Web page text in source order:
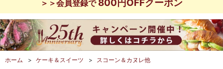
＞＞会員登録で 800円OFFクーポン
ホーム > ケーキ＆スイーツ > スコーン＆カヌレ他